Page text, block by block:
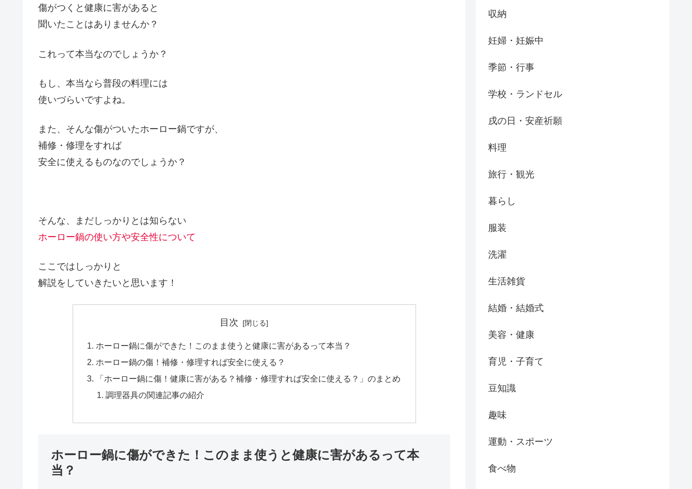
傷がつくと健康に害があると
聞いたことはありませんか？
これって本当なのでしょうか？
もし、本当なら普段の料理には
使いづらいですよね。
また、そんな傷がついたホーロー鍋ですが、
補修・修理をすれば
安全に使えるものなのでしょうか？
そんな、まだしっかりとは知らない
ホーロー鍋の使い方や安全性について
ここではしっかりと
解説をしていきたいと思います！
目次
ホーロー鍋に傷ができた！このまま使うと健康に害があるって本当？
ホーロー鍋の傷！補修・修理すれば安全に使える？
「ホーロー鍋に傷！健康に害がある？補修・修理すれば安全に使える？」のまとめ
調理器具の関連記事の紹介
ホーロー鍋に傷ができた！このまま使うと健康に害があるって本
当？
収納
妊婦・妊娠中
季節・行事
学校・ランドセル
戌の日・安産祈願
料理
旅行・観光
暮らし
服装
洗濯
生活雑貨
結婚・結婚式
美容・健康
育児・子育て
豆知識
趣味
運動・スポーツ
食べ物